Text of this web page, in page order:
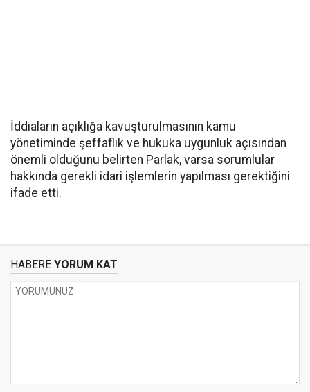
İddiaların açıklığa kavuşturulmasının kamu
yönetiminde şeffaflık ve hukuka uygunluk açısından
önemli olduğunu belirten Parlak, varsa sorumlular
hakkında gerekli idari işlemlerin yapılması gerektiğini
ifade etti.
HABERE YORUM KAT